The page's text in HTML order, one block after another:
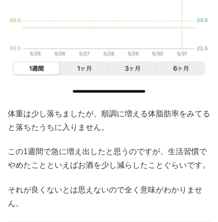
体重は少し落ちましたが、順調に増える体脂肪率をみてる
と落ちたうちに入りません。
この1週間で急に増え出したと思うのですが、生活習慣で
やめたことといえばお酒を少し減らしたことぐらいです。
それが良くないとは思えないので全く意味がわかりませ
ん。